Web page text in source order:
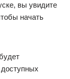
вы увидите
начать